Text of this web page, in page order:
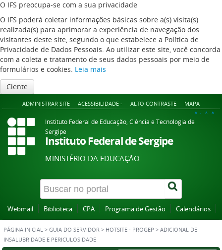
O IFS preocupa-se com a sua privacidade
O IFS poderá coletar informações básicas sobre a(s) visita(s)
realizada(s) para aprimorar a experiência de navegação dos
visitantes deste site, segundo o que estabelece a Política de
Privacidade de Dados Pessoais. Ao utilizar este site, você concorda
com a coleta e tratamento de seus dados pessoais por meio de
formulários e cookies. Leia mais
Ciente
ADMINISTRAR SITE ACESSIBILIDADE - ALTO CONTRASTE MAPA
A+ A A-
Instituto Federal de Educação, Ciência e Tecnologia de
Sergipe
Instituto Federal de Sergipe
MINISTÉRIO DA EDUCAÇÃO
Webmail Biblioteca CPA Programa de Gestão Calendários
PÁGINA INICIAL > GUIA DO SERVIDOR > HOTSITE - PROGEP > ADICIONAL DE
INSALUBRIDADE E PERICULOSIDADE